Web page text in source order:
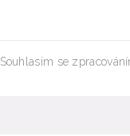
Souhlasím se